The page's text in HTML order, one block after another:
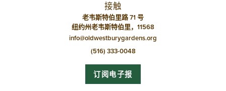
接触
老韦斯特伯里路 71 号
纽约州老韦斯特伯里，11568
info@oldwestburygardens.org
(516) 333-0048
订阅电子报